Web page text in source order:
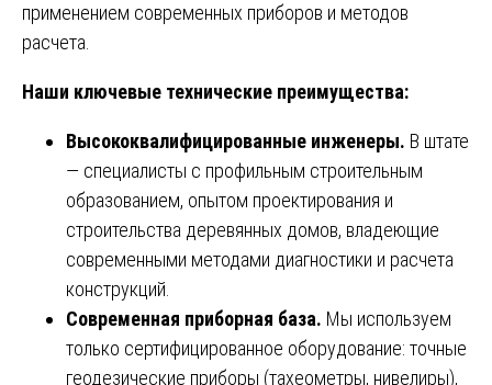
применением современных приборов и методов
расчета.
Наши ключевые технические преимущества:
Высококвалифицированные инженеры. В штате
— специалисты с профильным строительным
образованием, опытом проектирования и
строительства деревянных домов, владеющие
современными методами диагностики и расчета
конструкций.
Современная приборная база. Мы используем
только сертифицированное оборудование: точные
геодезические приборы (тахеометры, нивелиры),